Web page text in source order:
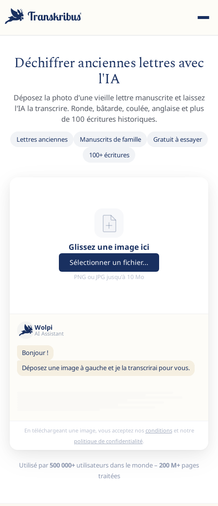
ESC
sites et articles de blog...
Déchiffrer anciennes lettres avec
l'IA
Déposez la photo d'une vieille lettre manuscrite et laissez
l'IA la transcrire. Ronde, bâtarde, coulée, anglaise et plus
de 100 écritures historiques.
Lettres anciennes Manuscrits de famille
Gratuit à essayer
100+ écritures
Glissez une image ici
Sélectionner un fichier...
PNG ou JPG jusqu'à 10 Mo
Wolpi
AI Assistant
Bonjour !
Déposez une image à gauche et je la transcrirai pour vous.
En téléchargeant une image, vous acceptez nos conditionset notre
politique de confidentialité
Utilisé par500 000+ utilisateurs dans le monde – 200 M+ pages
traitées